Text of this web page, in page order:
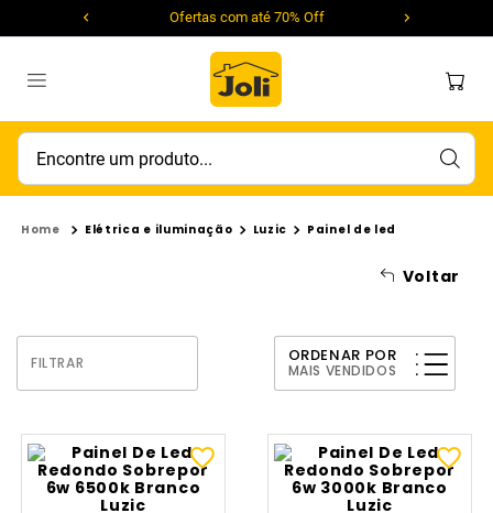
Ofertas com até 70% Off
Encontre um produto...
Voltar
Elétrica e iluminação Luzic Painel de led
FILTRAR ORDENAR POR
MAIS VENDIDOS